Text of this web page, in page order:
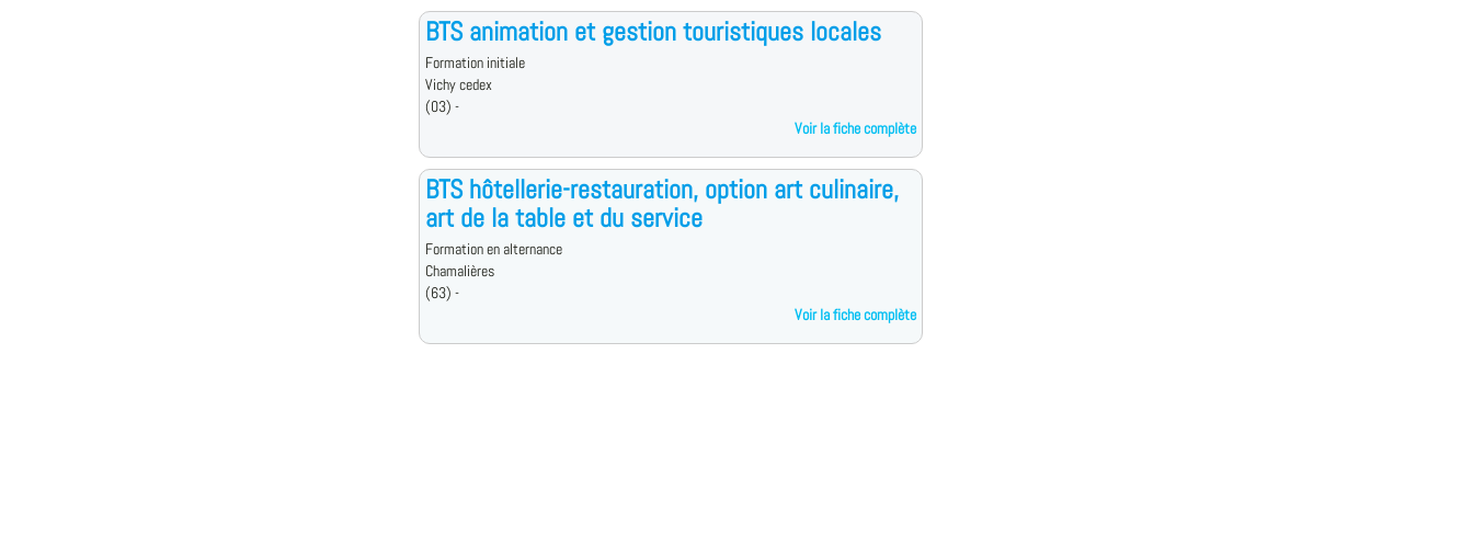
BTS animation et gestion touristiques locales
Formation initiale
Vichy cedex
(03) -
Voir la fiche complète
BTS hôtellerie-restauration, option art culinaire,
art de la table et du service
Formation en alternance
Chamalières
(63) -
Voir la fiche complète